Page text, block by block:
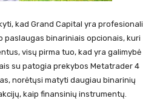
kad Grand Capital yra profesionali
paslaugas binariniais opcionais, kuri
visų pirma tuo, kad yra galimybė
su patogia prekybos Metatrader 4
norėtųsi matyti daugiau binarinių
kaip finansinių instrumentų.